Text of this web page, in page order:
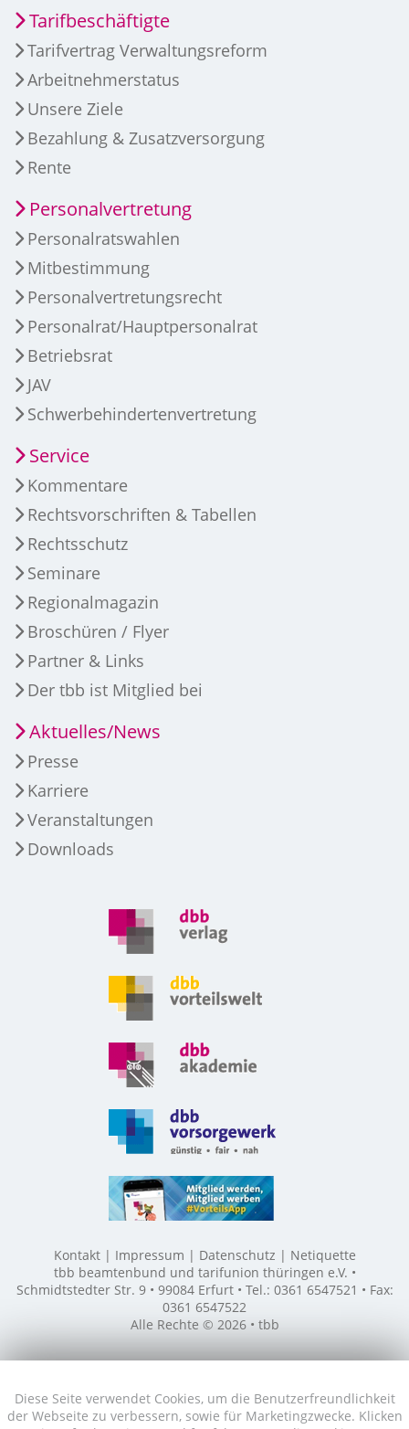
Diese Seite verwendet Cookies, um die Benutzerfreundlichkeit
der Webseite zu verbessern, sowie für Marketingzwecke. Klicken
Tarifbeschäftigte
Tarifvertrag Verwaltungsreform
Arbeitnehmerstatus
Unsere Ziele
Bezahlung & Zusatzversorgung
Rente
Personalvertretung
Personalratswahlen
Mitbestimmung
Personalvertretungsrecht
Personalrat/Hauptpersonalrat
Betriebsrat
JAV
Schwerbehindertenvertretung
Service
Kommentare
Rechtsvorschriften & Tabellen
Rechtsschutz
Seminare
Regionalmagazin
Broschüren / Flyer
Partner & Links
Der tbb ist Mitglied bei
Aktuelles/News
Presse
Karriere
Veranstaltungen
Downloads
Kontakt Impressum Datenschutz
Netiquette
tbb beamtenbund und tarifunion thüringen e.V. •
Schmidtstedter Str. 9 • 99084 Erfurt • Tel.: 0361 6547521 • Fax:
0361 6547522
Alle Rechte © 2026 • tbb